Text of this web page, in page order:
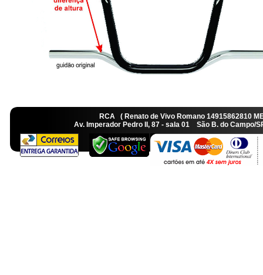
RCA ( Renato de Vivo Romano
Av. Imperador Pedro II, 87 - sala 01 São B. do